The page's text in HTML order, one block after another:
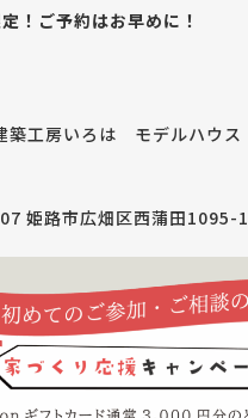
！ご予約はお早めに！
築工房いろは モデルハウス
姫路市広畑区西蒲田1095-1